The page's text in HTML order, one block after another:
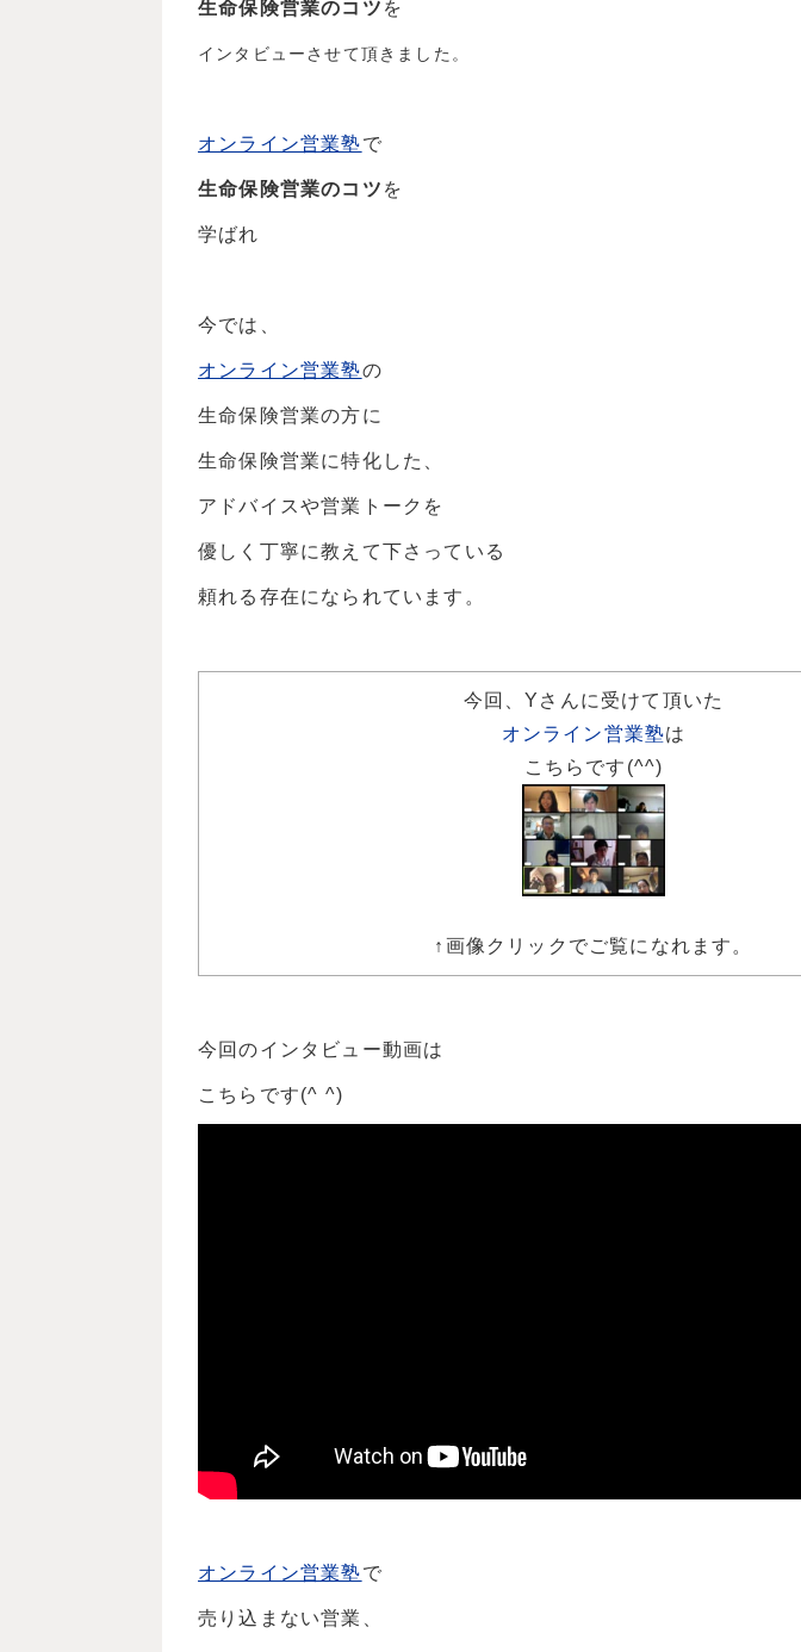
生命保険営業のコツ を
インタビューさせて頂きました。
オンライン営業塾で
生命保険営業のコツ を
学ばれ
今では、
オンライン営業塾の
生命保険営業の方に
生命保険営業に特化した、
アドバイスや営業トークを
優しく丁寧に教えて下さっている
頼れる存在になられています。
今回、Yさんに受けて頂いた
オンライン営業塾は
こちらです(^^)
↑画像クリックでご覧になれます。
今回のインタビュー動画は
こちらです(^ ^)
オンライン営業塾で
売り込まない営業、